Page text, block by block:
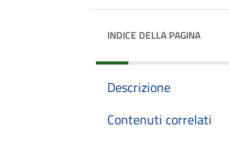
INDICE DELLA PAGINA
Descrizione
Contenuti correlati